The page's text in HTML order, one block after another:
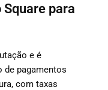
para
e é
de pagamentos
com taxas